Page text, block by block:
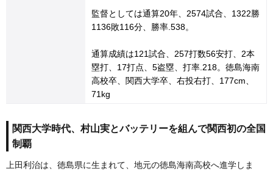
監督としては通算20年、2574試合、1322勝
1136敗116分、勝率.538。
通算成績は121試合、257打数56安打、2本
塁打、17打点、5盗塁、打率.218。徳島海南
高校卒、関西大学卒、右投右打、177cm、
71kg
関西大学時代、村山実とバッテリーを組んで関西初の全国
制覇
上田利治は、徳島県に生まれて、地元の徳島海南高校へ進学しま